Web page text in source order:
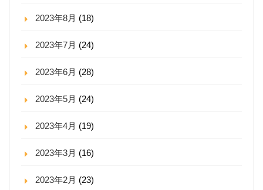
2023年8月 (18)
2023年7月 (24)
2023年6月 (28)
2023年5月 (24)
2023年4月 (19)
2023年3月 (16)
2023年2月 (23)